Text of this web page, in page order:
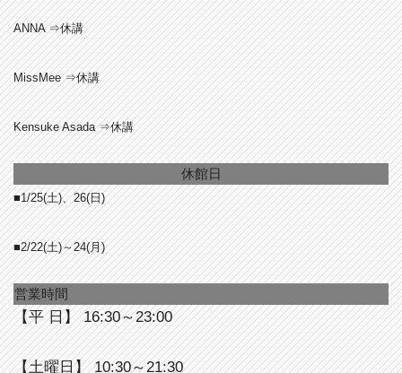
ANNA ⇒休講
MissMee ⇒休講
Kensuke Asada ⇒休講
休館日
■1/25(土)、26(日)
■2/22(土)～24(月)
営業時間
【平 日】 16:30～23:00
【土曜日】 10:30～21:30